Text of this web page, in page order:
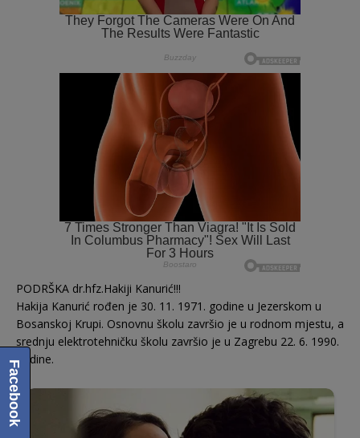
PODRŠKA dr.hfz.Hakiji Kanurić!!!
Hakija Kanurić rođen je 30. 11. 1971. godine u Jezerskom u
Bosanskoj Krupi. Osnovnu školu završio je u rodnom mjestu, a
srednju elektrotehničku školu završio je u Zagrebu 22. 6. 1990.
godine.
Facebook